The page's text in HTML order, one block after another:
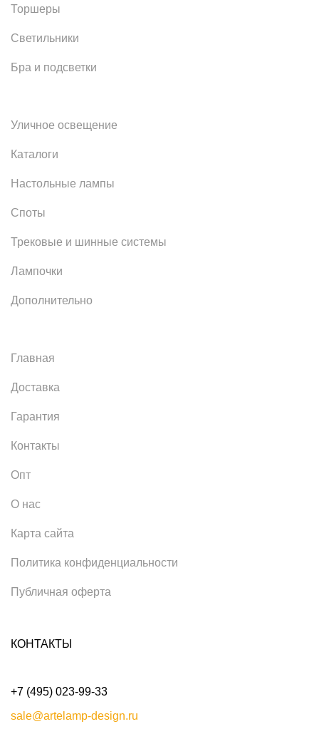
Торшеры
Светильники
Бра и подсветки
Уличное освещение
Каталоги
Настольные лампы
Споты
Трековые и шинные системы
Лампочки
Дополнительно
Главная
Доставка
Гарантия
Контакты
Опт
О нас
Карта сайта
Политика конфиденциальности
Публичная оферта
КОНТАКТЫ
+7 (495) 023-99-33
sale@artelamp-design.ru